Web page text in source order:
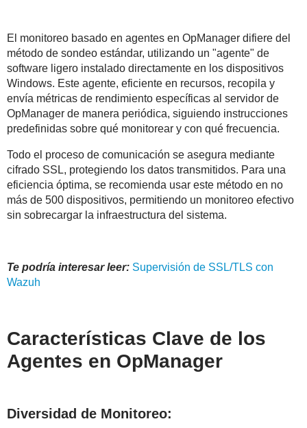
El monitoreo basado en agentes en OpManager difiere del
método de sondeo estándar, utilizando un "agente" de
software ligero instalado directamente en los dispositivos
Windows. Este agente, eficiente en recursos, recopila y
envía métricas de rendimiento específicas al servidor de
OpManager de manera periódica, siguiendo instrucciones
predefinidas sobre qué monitorear y con qué frecuencia.
Todo el proceso de comunicación se asegura mediante
cifrado SSL, protegiendo los datos transmitidos. Para una
eficiencia óptima, se recomienda usar este método en no
más de 500 dispositivos, permitiendo un monitoreo efectivo
sin sobrecargar la infraestructura del sistema.
Te podría interesar leer: Supervisión de SSL/TLS con
Wazuh
Características Clave de los
Agentes en OpManager
Diversidad de Monitoreo: